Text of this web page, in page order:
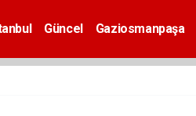
Güncel Gaziosmanpaşa